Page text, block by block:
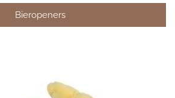
Bieropeners